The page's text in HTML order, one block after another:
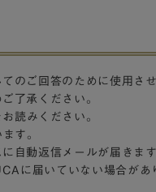
のご回答のために使用さ
了承ください。
お読みください。
す。
自動返信メールが届きま
に届いていない場合があ